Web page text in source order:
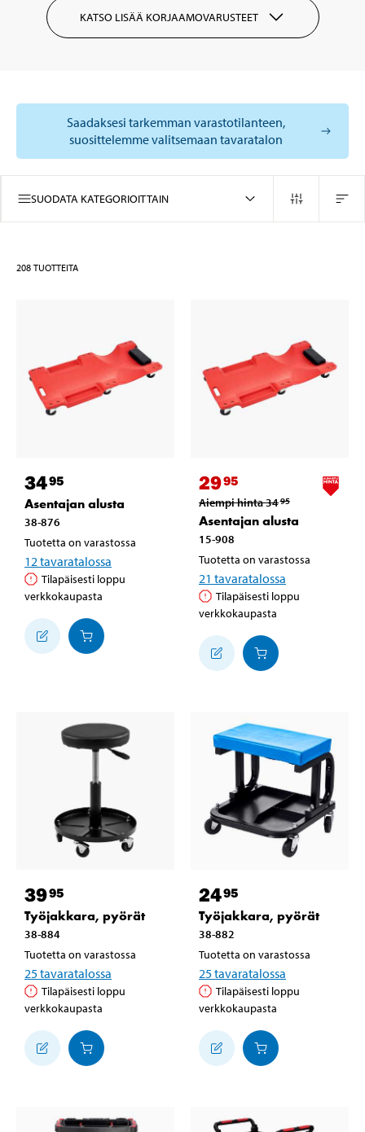
KATSO LISÄÄ KORJAAMOVARUSTEET
Saadaksesi tarkemman varastotilanteen,
suosittelemme valitsemaan tavaratalon
SUODATA KATEGORIOITTAIN
208 TUOTTEITA
3495
Asentajan alusta
38-876
Tuotetta on varastossa
12 tavaratalossa
Tilapäisesti loppu
verkkokaupasta
2995
Aiempi hinta3495
Asentajan alusta
15-908
Tuotetta on varastossa
21 tavaratalossa
Tilapäisesti loppu
verkkokaupasta
3995
Työjakkara, pyörät
38-884
Tuotetta on varastossa
25tavaratalossa
Tilapäisesti loppu
verkkokaupasta
2495
Työjakkara, pyörät
38-882
Tuotetta on varastossa
25tavaratalossa
Tilapäisesti loppu
verkkokaupasta